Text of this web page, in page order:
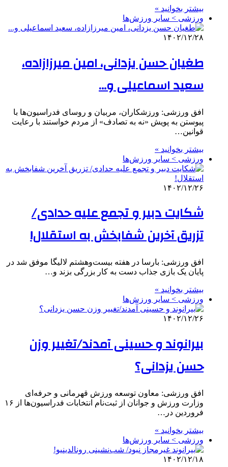
بیشتر بخوانید »
ورزشی > سایر ورزش‌ها
۱۴۰۲/۱۲/۲۸
طغیان حسن یزدانی، امین میرزازاده،
سعید اسماعیلی و…
افق ورزشی: ورزشکاران، مربیان و روسای فدراسیون‌ها با
پیوستن به پویش «نه به تصادف» از مردم خواستند با رعایت
قوانین…
بیشتر بخوانید »
ورزشی > سایر ورزش‌ها
۱۴۰۲/۱۲/۲۶
شکایت دبیر و تجمع علیه حدادی/
تزریق آخرین شفابخش به استقلال!
افق ورزشی: بارسا در هفته بیست‌وهشتم لالیگا موفق شد در
پایان یک بازی جذاب دست به کار بزرگی بزند و…
بیشتر بخوانید »
ورزشی > سایر ورزش‌ها
۱۴۰۲/۱۲/۲۶
بیرانوند و حسینی آمدند/تغییر وزن
حسن یزدانی؟
افق ورزشی: معاون توسعه ورزش قهرمانی و حرفه‌ای
وزارت ورزش و جوانان از ثبت‌نام انتخابات فدراسیون‌ها از ١۶
فروردین در…
بیشتر بخوانید »
ورزشی > سایر ورزش‌ها
۱۴۰۲/۱۲/۱۸